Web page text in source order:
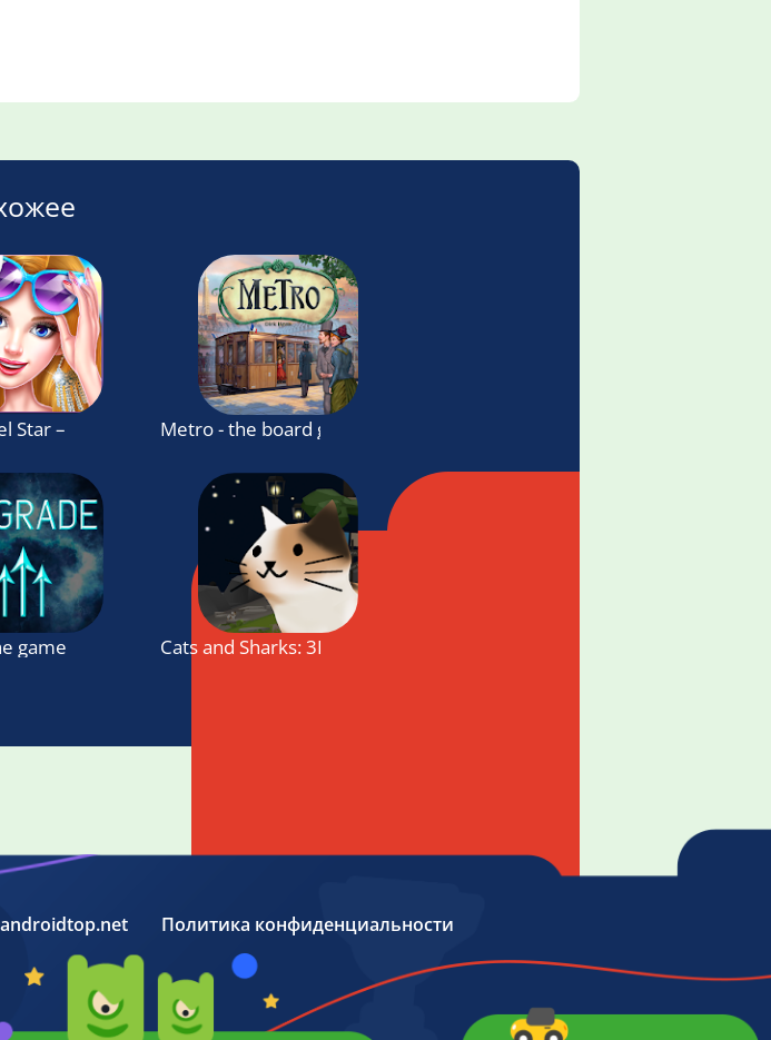
Star – Fashion GameMetro - the board game
game 2 Cats and Sharks: 3D game
Политика конфиденциальности